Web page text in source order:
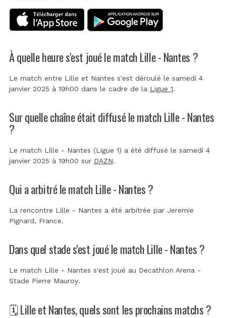
À quelle heure s'est joué le match Lille - Nantes ?
Le match entre Lille et Nantes s'est déroulé le samedi 4
janvier 2025 à 19h00 dans le cadre de la Ligue 1.
Sur quelle chaîne était diffusé le match Lille - Nantes
?
Le match Lille - Nantes (Ligue 1) a été diffusé le samedi 4
janvier 2025 à 19h00 sur DAZN.
Qui a arbitré le match Lille - Nantes ?
La rencontre Lille - Nantes a été arbitrée par Jeremie
Pignard, France.
Dans quel stade s'est joué le match Lille - Nantes ?
Le match Lille - Nantes s'est joué au Decathlon Arena -
Stade Pierre Mauroy.
🗓️ Lille et Nantes, quels sont les prochains matchs ?